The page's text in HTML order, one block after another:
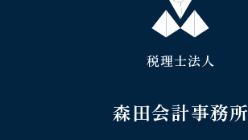
森田会計事務所
税理士法人